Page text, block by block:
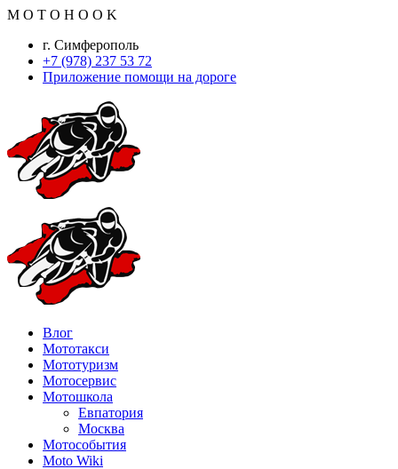
M O T O H O O K
г. Симферополь
+7 (978) 237 53 72
Приложение помощи на дороге
Влог
Мототакси
Мототуризм
Мотосервис
Мотошкола
Евпатория
Москва
Мотособытия
Moto Wiki